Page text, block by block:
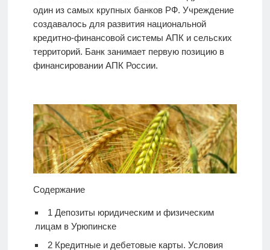
один из самых крупных банков РФ. Учреждение
создавалось для развития национальной
кредитно-финансовой системы АПК и сельских
территорий. Банк занимает первую позицию в
финансировании АПК России.
Содержание
1 Депозиты юридическим и физическим
лицам в Урюпинске
2Кредитные и дебетовые карты. Условия